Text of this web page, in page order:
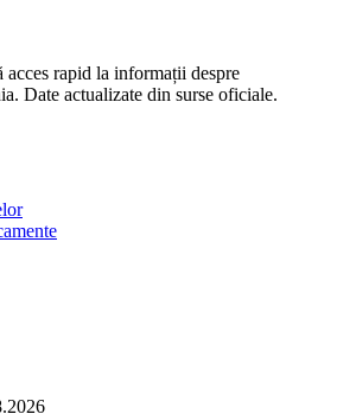
acces rapid la informații despre
Date actualizate din surse oficiale.